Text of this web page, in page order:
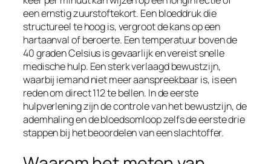
een ernstig zuurstoftekort. Een bloeddruk die
structureel te hoog is, vergroot de kans op een
hartaanval of beroerte. Een temperatuur boven de
40 graden Celsius is gevaarlijk en vereist snelle
medische hulp. Een sterk verlaagd bewustzijn,
waarbij iemand niet meer aanspreekbaar is, is een
reden om direct 112 te bellen. In de eerste
hulpverlening zijn de controle van het bewustzijn, de
ademhaling en de bloedsomloop zelfs de eerste drie
stappen bij het beoordelen van een slachtoffer.